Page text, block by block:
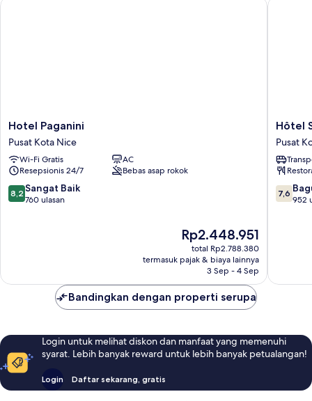
Hotel
Paganini
Pusat
Kota
Nice
Hotel Paganini
Pusat Kota Nice
Wi-Fi Gratis
AC
Resepsionis 24/7
Bebas asap rokok
8.2
dari
8,2 Sangat Baik
760 ulasan
Harga
sekarang
Rp2.448.951
Rp2.448.951
total Rp2.788.380
termasuk pajak & biaya lainnya
3 Sep - 4 Sep
Hôtel
Saint
Pusat
Kota
Nice
Hôtel
Pusat
7.6
dari
7,6
952
Bandingkan dengan properti serupa
Login untuk melihat diskon dan manfaat yang memenuhi
syarat. Lebih banyak reward untuk lebih banyak petualangan!
Login Daftar sekarang, gratis